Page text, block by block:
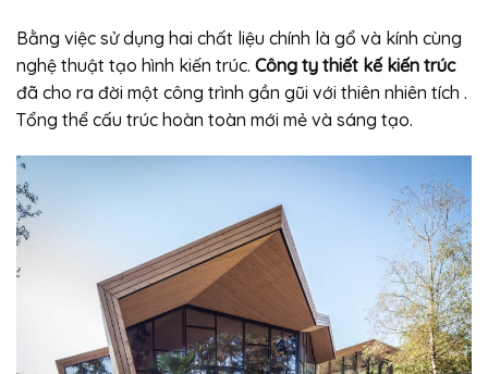
Bằng việc sử dụng hai chất liệu chính là gổ và kính cùng
nghệ thuật tạo hình kiến trúc. Công ty thiết kế kiến trúc
đã cho ra đời một công trình gần gũi với thiên nhiên tích .
Tổng thể cấu trúc hoàn toàn mới mẻ và sáng tạo.